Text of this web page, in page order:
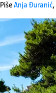
PišeAnja Đuranić,